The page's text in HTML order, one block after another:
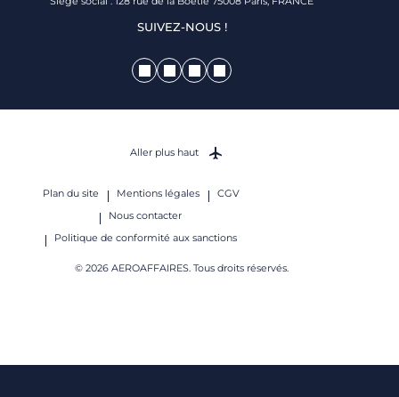
SUIVEZ-NOUS !
Plan du site Mentions légales
CGV
Nous contacter
Politique de conformité aux sanctions
© 2026 AEROAFFAIRES. Tous droits réservés.
Aller plus haut